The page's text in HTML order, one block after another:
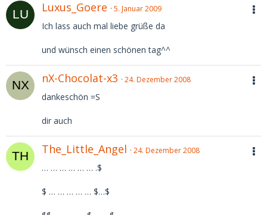
Luxus_Goere 5. Januar 2009
Ich lass auch mal liebe grüße da
und wünsch einen schönen tag^^
nX-Chocolat-x3 24. Dezember 2008
dankeschön =S
dir auch
The_Little_Angel 24. Dezember 2008
… … … … … … .$
$ … … … … … $…$